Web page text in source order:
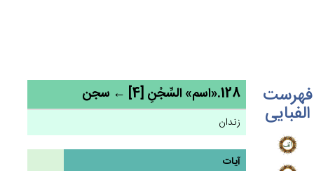
فهرست
الفبایی
128.«اسم» السِّجْن‌ِ [4] ← سجن
زندان
آیات